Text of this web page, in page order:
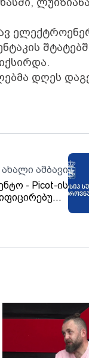
დღეს
ამბავი
- Picot-ის
სრულად